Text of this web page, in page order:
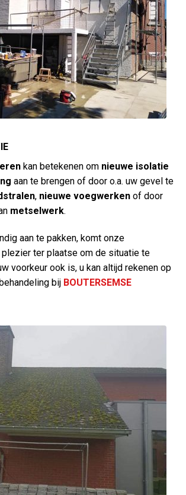
kan betekenen om nieuwe isolatie
aan te brengen of door o.a. uw gevel te
, nieuwe voegwerken of door
metselwerk.
aan te pakken, komt onze
ter plaatse om de situatie te
voorkeur ook is, u kan altijd rekenen op
bij BOUTERSEMSE